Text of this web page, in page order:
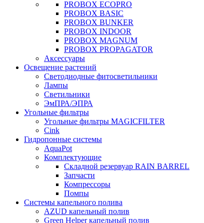
PROBOX ECOPRO
PROBOX BASIC
PROBOX BUNKER
PROBOX INDOOR
PROBOX MAGNUM
PROBOX PROPAGATOR
Аксессуары
Освещение растений
Светодиодные фитосветильники
Лампы
Светильники
ЭмПРА/ЭПРА
Угольные фильтры
Угольные фильтры MAGICFILTER
Cink
Гидропонные системы
AquaPot
Комплектующие
Складной резервуар RAIN BARREL
Запчасти
Компрессоры
Помпы
Системы капельного полива
AZUD капельный полив
Green Helper капельный полив